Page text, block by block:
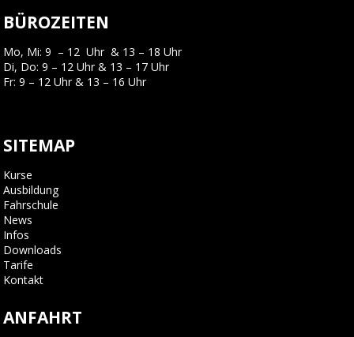
BÜROZEITEN
Mo, Mi: 9 – 12 Uhr & 13 – 18 Uhr
Di, Do: 9 – 12 Uhr & 13 – 17 Uhr
Fr: 9 – 12 Uhr & 13 – 16 Uhr
SITEMAP
Kurse
Ausbildung
Fahrschule
News
Infos
Downloads
Tarife
Kontakt
ANFAHRT